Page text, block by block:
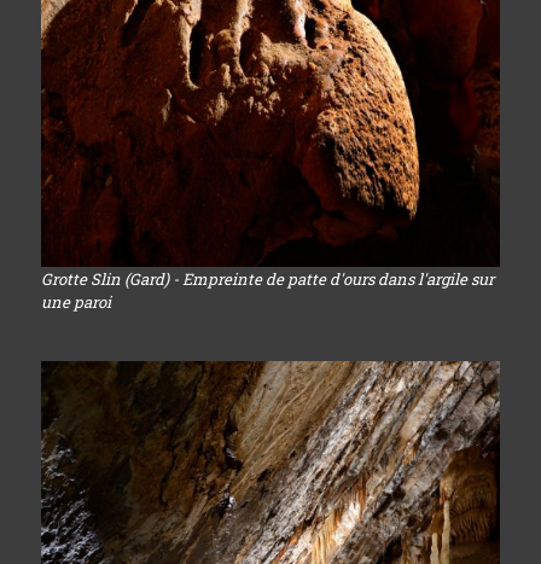
Grotte Slin (Gard) - Empreinte de patte d'ours dans l'argile sur
une paroi